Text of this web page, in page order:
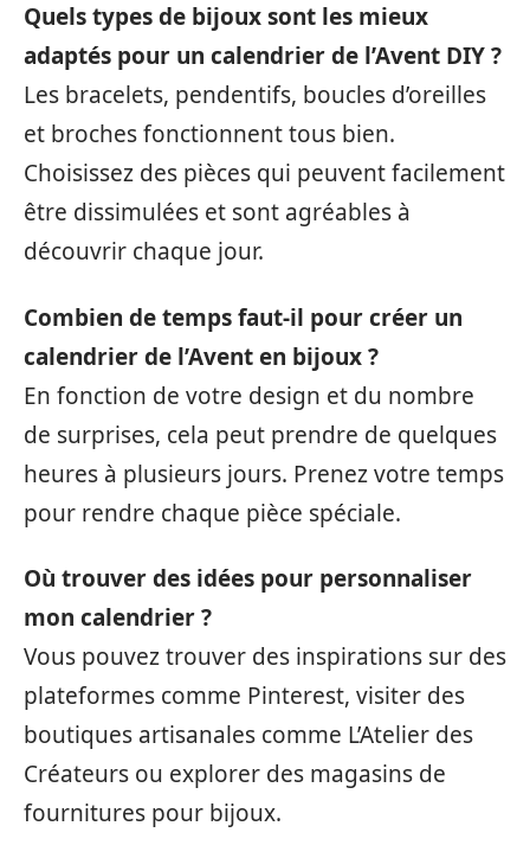
Quels types de bijoux sont les mieux
adaptés pour un calendrier de l’Avent DIY ?
Les bracelets, pendentifs, boucles d’oreilles
et broches fonctionnent tous bien.
Choisissez des pièces qui peuvent facilement
être dissimulées et sont agréables à
découvrir chaque jour.
Combien de temps faut-il pour créer un
calendrier de l’Avent en bijoux ?
En fonction de votre design et du nombre
de surprises, cela peut prendre de quelques
heures à plusieurs jours. Prenez votre temps
pour rendre chaque pièce spéciale.
Où trouver des idées pour personnaliser
mon calendrier ?
Vous pouvez trouver des inspirations sur des
plateformes comme Pinterest, visiter des
boutiques artisanales comme L’Atelier des
Créateurs ou explorer des magasins de
fournitures pour bijoux.